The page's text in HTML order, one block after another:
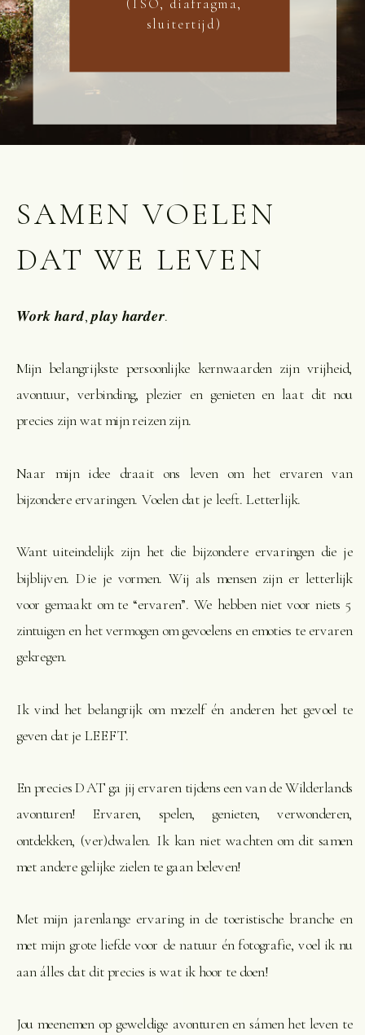
(ISO, diafragma,
sluitertijd)
𝑾𝒐𝒓𝒌 𝒉𝒂𝒓𝒅, 𝒑𝒍𝒂𝒚 𝒉𝒂𝒓𝒅𝒆𝒓.
Mijn belangrijkste persoonlijke kernwaarden zijn vrijheid,
avontuur, verbinding, plezier en genieten en laat dit nou
precies zijn wat mijn reizen zijn.
Naar mijn idee draait ons leven om het ervaren van
bijzondere ervaringen. Voelen dat je leeft. Letterlijk.
Want uiteindelijk zijn het die bijzondere ervaringen die je
bijblijven. Die je vormen. Wij als mensen zijn er letterlijk
voor gemaakt om te “ervaren”. We hebben niet voor niets 5
zintuigen en het vermogen om gevoelens en emoties te ervaren
gekregen.
Ik vind het belangrijk om mezelf én anderen het gevoel te
geven dat je LEEFT.
En precies DAT ga jij ervaren tijdens een van de Wilderlands
avonturen! Ervaren, spelen, genieten, verwonderen,
ontdekken, (ver)dwalen. Ik kan niet wachten om dit samen
met andere gelijke zielen te gaan beleven!
Met mijn jarenlange ervaring in de toeristische branche en
met mijn grote liefde voor de natuur én fotografie, voel ik nu
aan álles dat dit precies is wat ik hoor te doen!
Jou meenemen op geweldige avonturen en sámen het leven te
SAMEN VOELEN
DAT WE LEVEN